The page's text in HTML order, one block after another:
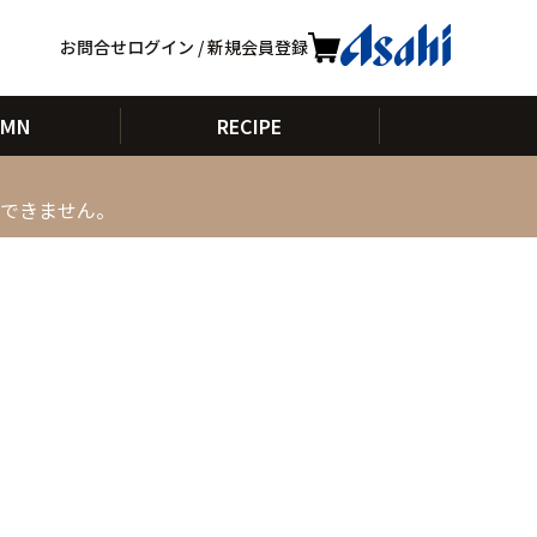
お問合せログイン / 新規会員登録
RECIPE
きません。